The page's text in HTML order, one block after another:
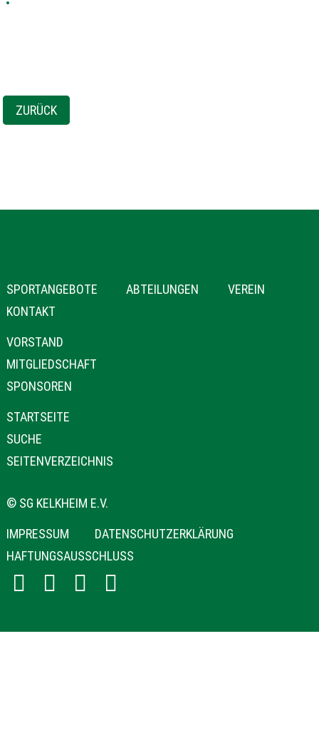
ZURÜCK
NAVIGATION
ÜBERSPRINGEN
SPORTANGEBOTE ABTEILUNGEN
VEREIN
KONTAKT
NAVIGATION
ÜBERSPRINGEN
VORSTAND
MITGLIEDSCHAFT
SPONSOREN
NAVIGATION
ÜBERSPRINGEN
STARTSEITE
SUCHE
SEITENVERZEICHNIS
© SG KELKHEIM E.V.
NAVIGATION
ÜBERSPRINGEN
IMPRESSUM
DATENSCHUTZERKLÄRUNG
HAFTUNGSAUSSCHLUSS